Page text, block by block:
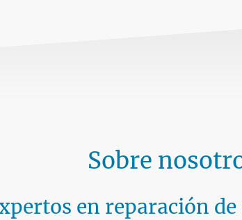
Sobre
en reparación